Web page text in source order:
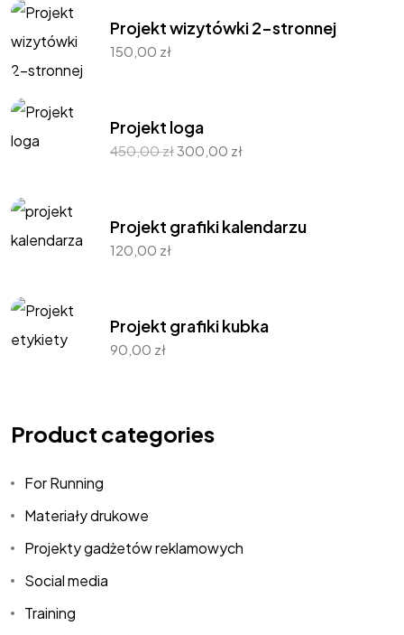
Projekt wizytówki 2-stronnej
150,00 zł
Projekt loga
450,00zł300,00 zł
Projekt grafiki kalendarzu
120,00 zł
Projekt grafiki kubka
90,00 zł
Product categories
For Running
Materiały drukowe
Projekty gadżetów reklamowych
Social media
Training